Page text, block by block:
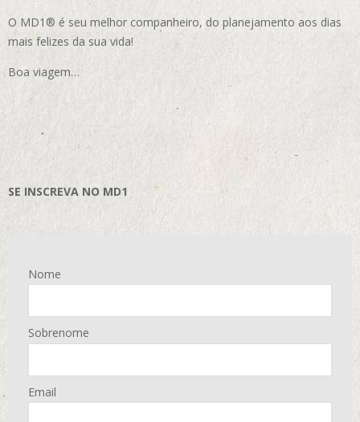
O MD1® é seu melhor companheiro, do planejamento aos dias
mais felizes da sua vida!
Boa viagem…
SE INSCREVA NO MD1
Nome
Sobrenome
Email